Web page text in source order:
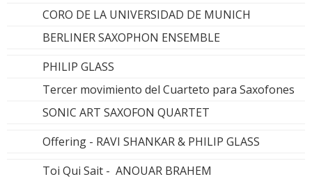
CORO DE LA UNIVERSIDAD DE MUNICH
BERLINER SAXOPHON ENSEMBLE
PHILIP GLASS
Tercer movimiento del Cuarteto para Saxofones
SONIC ART SAXOFON QUARTET
Offering - RAVI SHANKAR & PHILIP GLASS
Toi Qui Sait - ANOUAR BRAHEM